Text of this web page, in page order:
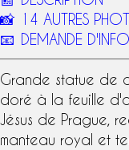
📸 14 AUTRES
📧 DEMANDE
Grande statue de
doré à la feuille
Jésus de Prague ,
manteau royal et